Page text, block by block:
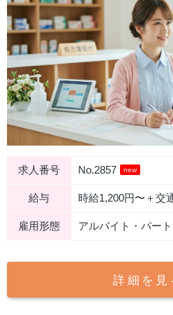
求人番号 No.2857 new
給与 時給1,200円〜＋交
雇用形態 アルバイト・パート
詳細を見